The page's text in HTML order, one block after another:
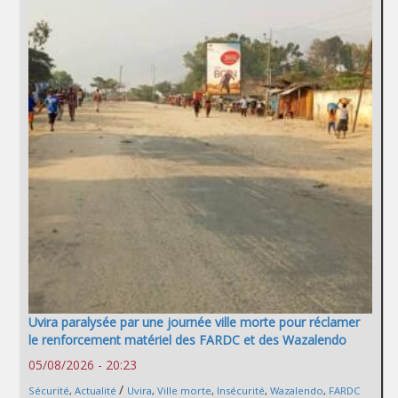
Uvira paralysée par une journée ville morte pour réclamer
le renforcement matériel des FARDC et des Wazalendo
05/08/2026 - 20:23
Sécurité, Actualité / Uvira, Ville morte, Insécurité, Wazalendo, FARDC